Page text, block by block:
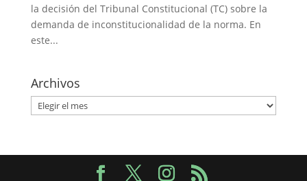
la decisión del Tribunal Constitucional (TC) sobre la
demanda de inconstitucionalidad de la norma. En
este...
Archivos
Archivos